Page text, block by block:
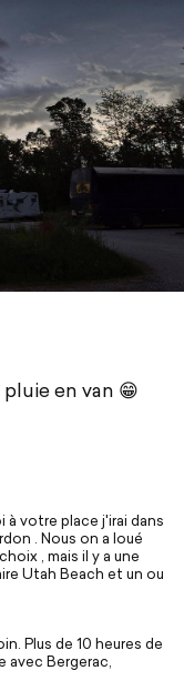
en van 😁
à votre place j'irai dans
. Nous on a loué
, mais il y a une
Utah Beach et un ou
Plus de 10 heures de
avec Bergerac,